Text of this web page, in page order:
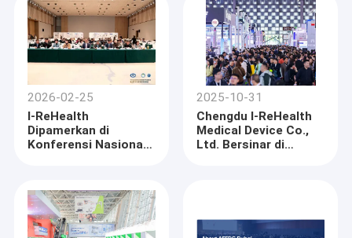
2026-02-25
I-ReHealth
Dipamerkan di
Konferensi Nasional
Berkontribusi pada
Perkembangan Baru
dalam Kesehatan
Mulut
2025-10-31
Chengdu I-ReHealth
Medical Device Co.,
Ltd. Bersinar di